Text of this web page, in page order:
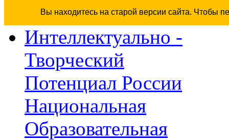
Вы находитесь на старой версии сайта. Чтобы
Интеллектуально -
Творческий
Потенциал России
Национальная
Образовательная